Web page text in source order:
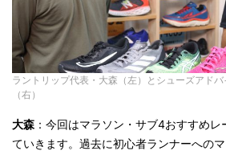
ラントリップ代表・大森（左）とシューズアド
（右）
大森 ：今回はマラソン・サブ4おすすめ
ていきます。過去に初心者ランナーへの